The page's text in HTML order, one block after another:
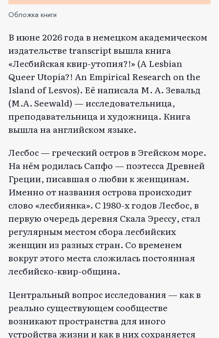
Обложка книги
В июне 2026 года в немецком академическом
издательстве transcript вышла книга
«Лесбийская квир-утопия?!» (A Lesbian
Queer Utopia?! An Empirical Research on the
Island of Lesvos). Её написала М. А. Зевальд
(M.A. Seewald) — исследовательница,
преподавательница и художница. Книга
вышла на английском языке.
Лесбос — греческий остров в Эгейском море.
На нём родилась Сапфо — поэтесса Древней
Греции, писавшая о любви к женщинам.
Именно от названия острова происходит
слово «лесбиянка». С 1980-х годов Лесбос, в
первую очередь деревня Скала Эрессу, стал
регулярным местом сбора лесбийских
женщин из разных стран. Со временем
вокруг этого места сложилась постоянная
лесбийско-квир-община.
Центральный вопрос исследования — как в
реально существующем сообществе
возникают пространства для иного
устройства жизни и как в них сохраняется